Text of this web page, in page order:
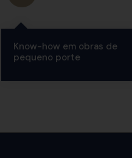
Know-how em obras de
pequeno porte